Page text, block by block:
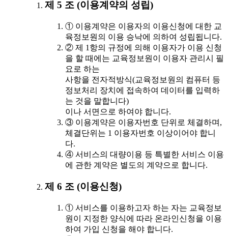
제 5 조 (이용계약의 성립)
① 이용계약은 이용자의 이용신청에 대한 교
육정보원의 이용 승낙에 의하여 성립됩니다.
② 제 1항의 규정에 의해 이용자가 이용 신청
을 할 때에는 교육정보원이 이용자 관리시 필
요로 하는
사항을 전자적방식(교육정보원의 컴퓨터 등
정보처리 장치에 접속하여 데이터를 입력하
는 것을 말합니다)
이나 서면으로 하여야 합니다.
③ 이용계약은 이용자번호 단위로 체결하며,
체결단위는 1 이용자번호 이상이어야 합니
다.
④ 서비스의 대량이용 등 특별한 서비스 이용
에 관한 계약은 별도의 계약으로 합니다.
제 6 조 (이용신청)
① 서비스를 이용하고자 하는 자는 교육정보
원이 지정한 양식에 따라 온라인신청을 이용
하여 가입 신청을 해야 합니다.